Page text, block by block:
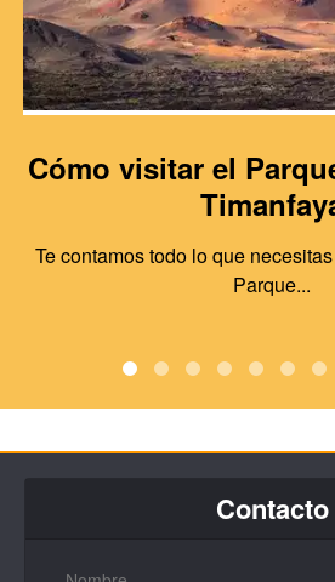
Cómo visitar el
Te contamos todo lo que
Parque...
Contacto